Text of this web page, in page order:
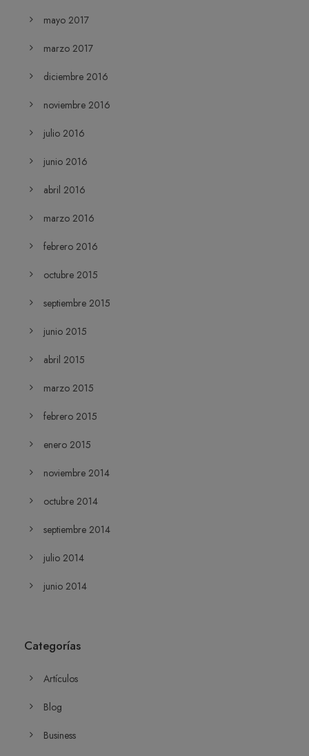
mayo 2017
marzo 2017
diciembre 2016
noviembre 2016
julio 2016
junio 2016
abril 2016
marzo 2016
febrero 2016
octubre 2015
septiembre 2015
junio 2015
abril 2015
marzo 2015
febrero 2015
enero 2015
noviembre 2014
octubre 2014
septiembre 2014
julio 2014
junio 2014
Categorías
Artículos
Blog
Business